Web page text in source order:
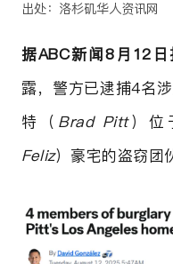
出处：洛杉矶华人资讯网
据ABC新闻8月12日
露，警方已逮捕4名
特（ Brad Pitt）位
Feliz）豪宅的盗窃团